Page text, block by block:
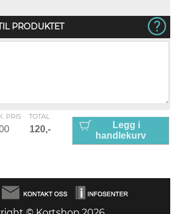
PRODUKTET
PRIS TOTAL
Legg i
handlekurv